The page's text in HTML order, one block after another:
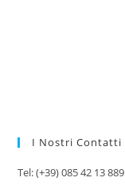
I Nostri Contatti
Tel: (+39) 085 42 13 889